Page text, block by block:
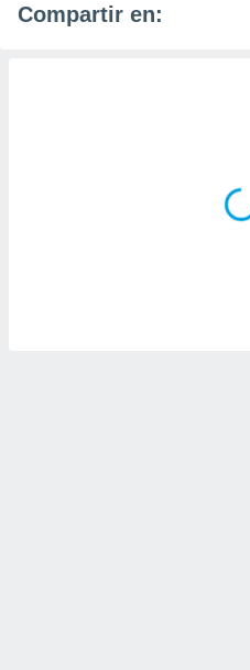
Compartir en: